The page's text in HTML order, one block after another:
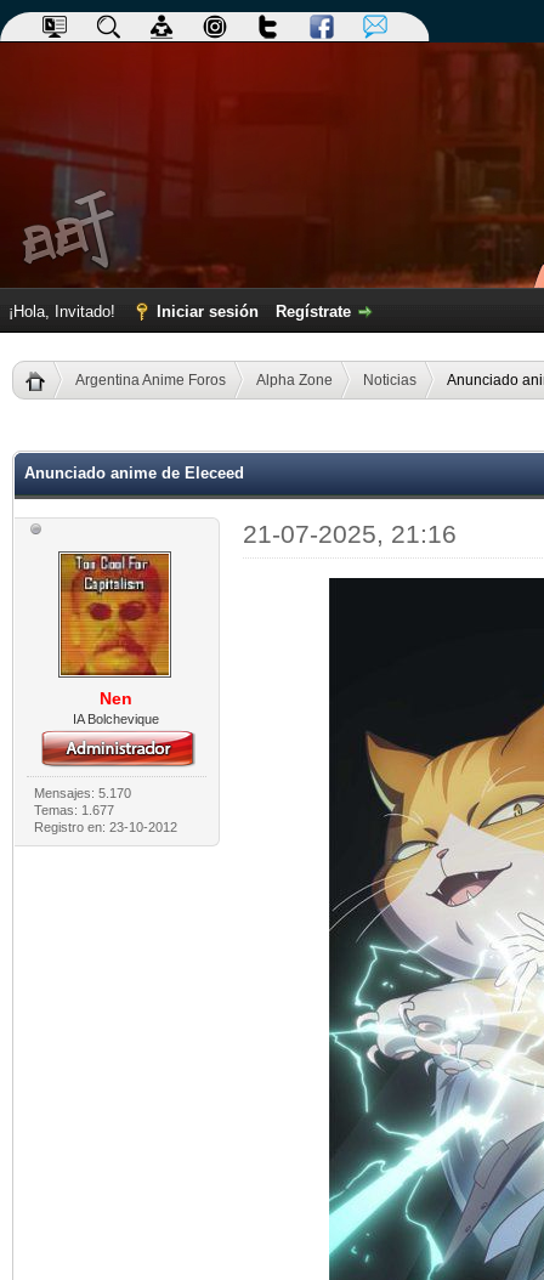
¡Hola, Invitado! Iniciar sesión Regístrate
Argentina Anime Foros Alpha Zone Noticias Anunciado
Anunciado anime de Eleceed
Nen
IA Bolchevique
Mensajes: 5.170
Temas: 1.677
Registro en: 23-10-2012
21-07-2025, 21:16